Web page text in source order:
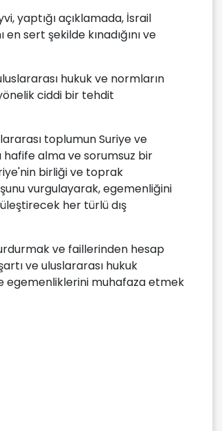
yaptığı açıklamada, İsrail
sert şekilde kınadığını ve
hukuk ve normların
ciddi bir tehdit
toplumun Suriye ve
hafife alma ve sorumsuz bir
birliği ve toprak
vurgulayarak, egemenliğini
her türlü dış
ve faillerinden hesap
ve uluslararası hukuk
egemenliklerini muhafaza etmek